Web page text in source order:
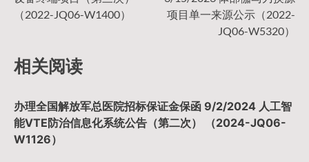
航
（2022-JQ06-W1400）
项目单一来源公示（2022-
JQ06-W5320）
相关阅读
办理全国解放军总医院招标保证金保函 9/2/2024 人工智
能VTE防治信息化系统公告（第二次） （2024-JQ06-
W1126）